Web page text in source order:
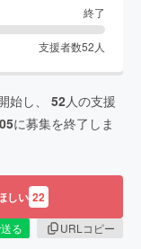
終了
支援者数52 人
始し、 52人の支援
に募集を終了しま
しい 22
る
URLコピー